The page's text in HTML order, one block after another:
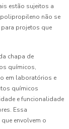
estão sujeitos a
não se
projetos que
chapa de
químicos,
em laboratórios e
químicos
e funcionalidade
Essa
envolvem o